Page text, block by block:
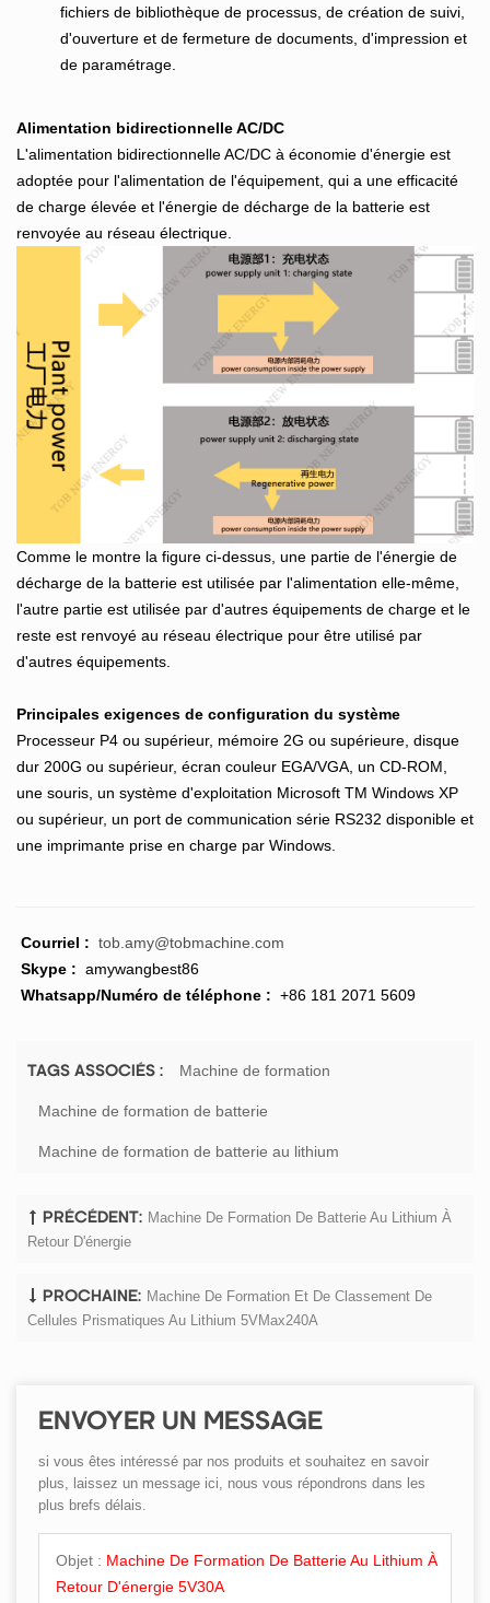
fichiers de bibliothèque de processus, de création de suivi,
d'ouverture et de fermeture de documents, d'impression et
de paramétrage.
Alimentation bidirectionnelle AC/DC
L'alimentation bidirectionnelle AC/DC à économie d'énergie est
adoptée pour l'alimentation de l'équipement, qui a une efficacité
de charge élevée et l'énergie de décharge de la batterie est
renvoyée au réseau électrique.
Comme le montre la figure ci-dessus, une partie de l'énergie de
décharge de la batterie est utilisée par l'alimentation elle-même,
l'autre partie est utilisée par d'autres équipements de charge et le
reste est renvoyé au réseau électrique pour être utilisé par
d'autres équipements.
Principales exigences de configuration du système
Processeur P4 ou supérieur, mémoire 2G ou supérieure, disque
dur 200G ou supérieur, écran couleur EGA/VGA, un CD-ROM,
une souris, un système d'exploitation Microsoft TM Windows XP
ou supérieur, un port de communication série RS232 disponible et
une imprimante prise en charge par Windows.
Courriel : tob.amy@tobmachine.com
Skype : amywangbest86
Whatsapp/Numéro de téléphone : +86 181 2071 5609
TAGS ASSOCIÉS : Machine de formation
Machine de formation de batterie
Machine de formation de batterie au lithium
PRÉCÉDENT: Machine De Formation De Batterie Au Lithium À
Retour D'énergie
PROCHAINE: Machine De Formation Et De Classement De
Cellules Prismatiques Au Lithium 5VMax240A
ENVOYER UN MESSAGE
si vous êtes intéressé par nos produits et souhaitez en savoir
plus, laissez un message ici, nous vous répondrons dans les
plus brefs délais.
Objet : Machine De Formation De Batterie Au Lithium À
Retour D'énergie 5V30A